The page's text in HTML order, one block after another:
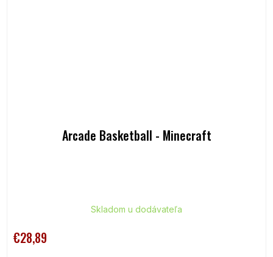
Arcade Basketball - Minecraft
Skladom u dodávateľa
€28,89